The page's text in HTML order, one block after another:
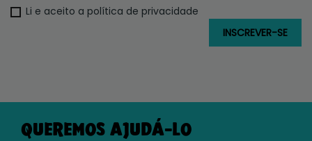
Li e aceito a política de privacidade
QUEREMOS AJUDÁ-LO